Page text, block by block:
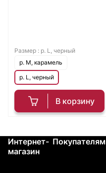
В корзину
Размер : р. L, черный
р. M, карамель
р. L, черный
Интернет-
магазин
Покупателям